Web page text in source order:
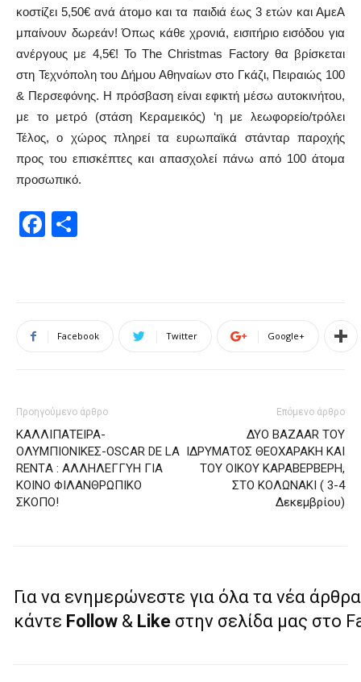
κοστίζει 5,50€ ανά άτομο και τα παιδιά έως 3 ετών και ΑμεΑ
μπαίνουν δωρεάν! Όπως κάθε χρονιά, εισιτήριο εισόδου για
ανέργους με 4,5€! Το The Christmas Factory θα βρίσκεται
στη Τεχνόπολη του Δήμου Αθηναίων στο Γκάζι, Πειραιώς 100
& Περσεφόνης. Η πρόσβαση είναι εφικτή μέσω αυτοκινήτου,
με το μετρό (στάση Κεραμεικός) ‘η με λεωφορείο/τρόλει
Τέλος, ο χώρος πληρεί τα ευρωπαϊκά στάνταρ παροχής
προς του επισκέπτες και απασχολεί πάνω από 100 άτομα
προσωπικό.
Facebook
Facebook Twitter Google+
Προηγούμενο άρθρο
ΚΑΛΛΙΠΑΤΕΙΡΑ-
ΟΛΥΜΠΙΟΝΙΚΕΣ-OSCAR DE LA
RENTΑ : ΑΛΛΗΛΕΓΓΥΗ ΓΙΑ
ΚΟΙΝΟ ΦΙΛΑΝΘΡΩΠΙΚΟ
ΣΚΟΠΟ!
Επόμενο άρθρο
ΔΥΟ BAZAAR ΤΟΥ
ΙΔΡΥΜΑΤΟΣ ΘΕΟΧΑΡΑΚΗ ΚΑΙ
ΤΟΥ ΟΙΚΟΥ ΚΑΡΑΒΕΡΒΕΡΗ,
ΣΤΟ ΚΟΛΩΝΑΚΙ ( 3-4
Δεκεμβρίου)
Για να ενημερώνεστε για όλα τα νέα άρθρα
κάντε Follow & Like στην σελίδα μας στο